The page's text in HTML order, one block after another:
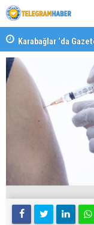
Karabağlar ‘da